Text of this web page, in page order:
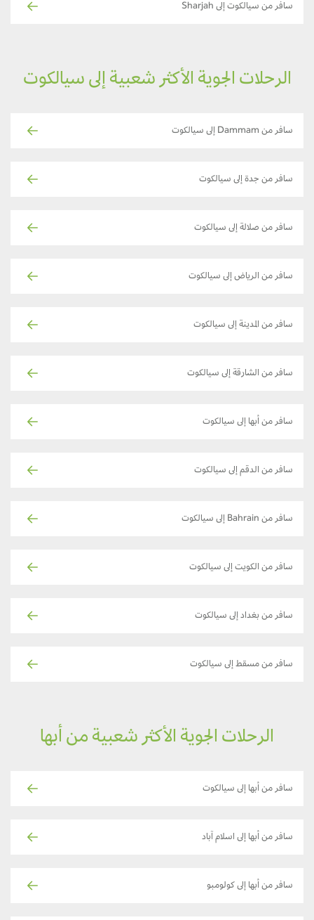
سافر من سيالكوت إلى Sharjah
الرحلات الجوية الأكثر شعبية إلى سيالكوت
سافر من Dammam إلى سيالكوت
سافر من جدة إلى سيالكوت
سافر من صلالة إلى سيالكوت
سافر من الرياض إلى سيالكوت
سافر من المدينة إلى سيالكوت
سافر من الشارقة إلى سيالكوت
سافر من أبها إلى سيالكوت
سافر من الدقم إلى سيالكوت
سافر من Bahrain إلى سيالكوت
سافر من الكويت إلى سيالكوت
سافر من بغداد إلى سيالكوت
سافر من مسقط إلى سيالكوت
الرحلات الجوية الأكثر شعبية من أبها
سافر من أبها إلى سيالكوت
سافر من أبها إلى اسلام آباد
سافر من أبها إلى كولومبو